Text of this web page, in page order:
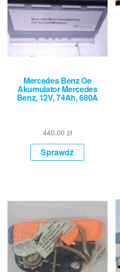
Mercedes Benz Oe
Akumulator Mercedes
Benz, 12V, 74Ah, 680A
440,00 zł
Sprawdź